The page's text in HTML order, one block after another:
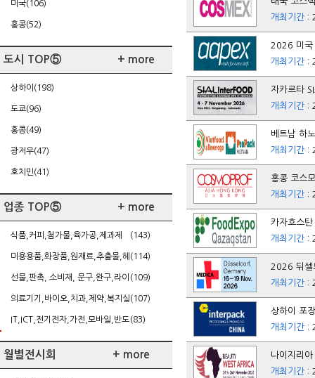
미국(106)
홍콩(52)
도시 TOP⑤ + more
상하이(198)
도쿄(96)
홍콩(49)
광저우(47)
호치민(41)
업종 TOP⑤ + more
식품,커피,첨가물,육가공,제과제
(143)
미용용품,화장품,원재료,추출물,헤 (114)
선물,판촉, 소비재, 문구,완구,라이 (109)
의료기기,바이오,치과,제약,복지실(107)
IT,ICT,전기전자,가전,모바일,반도(83)
월별전시회 + more
개최기간 :
2026 미국
개최기간 :
자카르타
개최기간 :
베트남 하
개최기간 :
홍콩 코스
개최기간 :
카자흐스
개최기간 :
2026 뒤셀
개최기간 :
상하이 포
개최기간 :
나이지리
개최기간 :